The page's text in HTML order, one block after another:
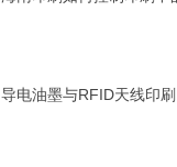
导电油墨与RFID天线印刷